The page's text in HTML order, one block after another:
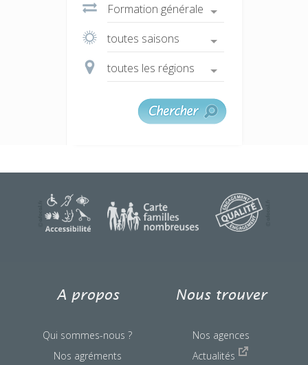
une question ?
A propos
Qui sommes-nous ?
Nos agréments
Nous trouver
Nos agences
Actualités